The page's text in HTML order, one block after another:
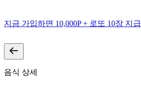
지금 가입하면 10,000P + 로또 10장 지급
음식 상세